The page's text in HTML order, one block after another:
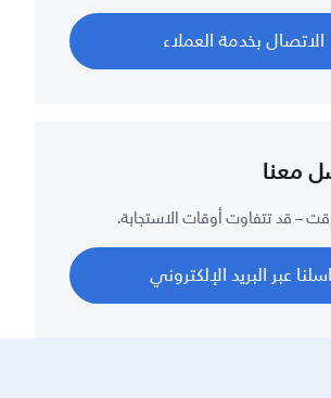
الاتصال بخدمة العملاء
معنا
– قد تتفاوت أوقات الاستجابة.
عبر البريد الإلكتروني